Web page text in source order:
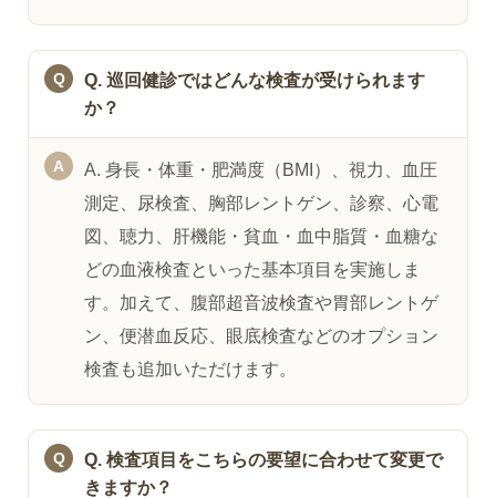
Q. 巡回健診ではどんな検査が受けられます
か？
A. 身長・体重・肥満度（BMI）、視力、血圧
測定、尿検査、胸部レントゲン、診察、心電
図、聴力、肝機能・貧血・血中脂質・血糖な
どの血液検査といった基本項目を実施しま
す。加えて、腹部超音波検査や胃部レントゲ
ン、便潜血反応、眼底検査などのオプション
検査も追加いただけます。
Q. 検査項目をこちらの要望に合わせて変更で
きますか？